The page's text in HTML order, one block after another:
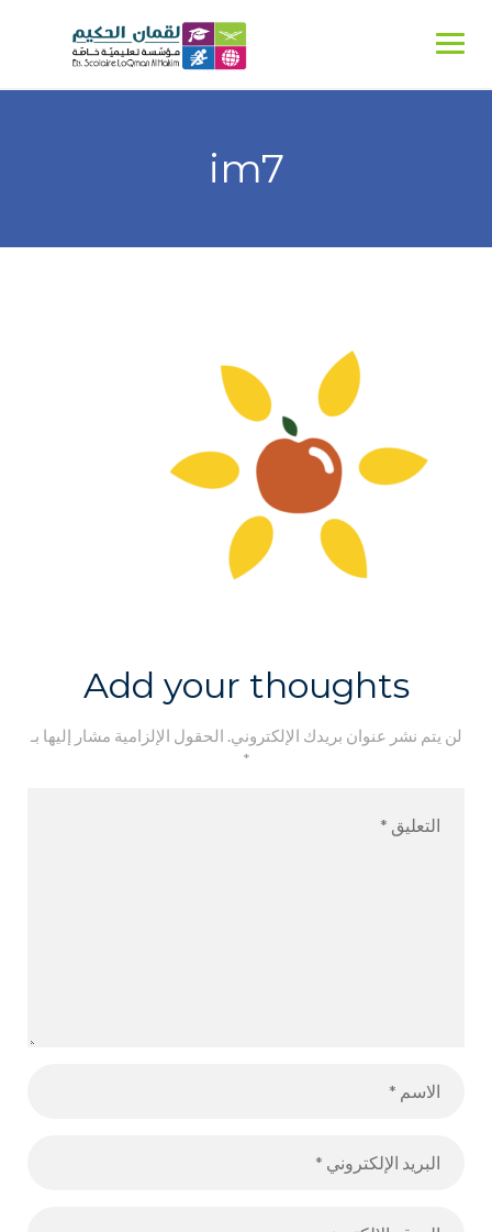
im7
Add your thoughts
لن يتم نشر عنوان بريدك الإلكتروني. الحقول الإلزامية مشار إليها بـ
*